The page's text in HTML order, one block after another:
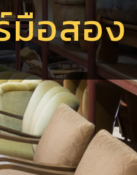
มือสอง